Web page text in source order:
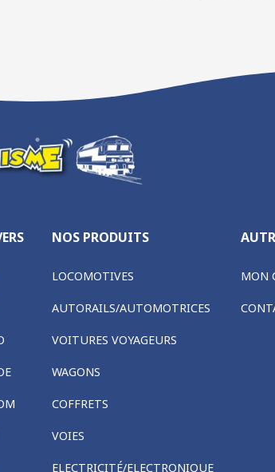
NOS PRODUITS
LOCOMOTIVES
AUTORAILS/AUTOMOTRICES
VOITURES VOYAGEURS
WAGONS
COFFRETS
VOIES
ELECTRICITÉ/ELECTRONIQUE
MON